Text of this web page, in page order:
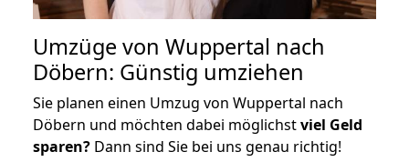
Umzüge von Wuppertal nach
Döbern: Günstig umziehen
Sie planen einen Umzug von Wuppertal nach
Döbern und möchten dabei möglichstviel Geld
sparen? Dann sind Sie bei uns genau richtig!